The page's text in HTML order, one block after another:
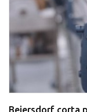
Beiersdorf corta